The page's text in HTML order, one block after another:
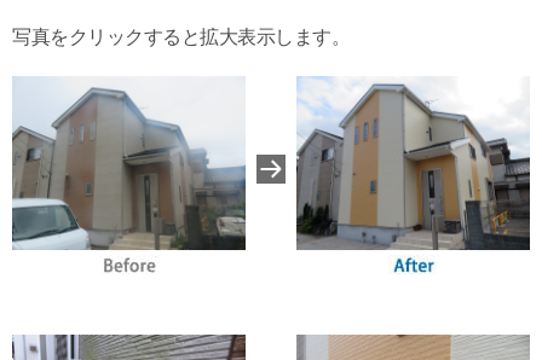
写真をクリックすると拡大表示します。